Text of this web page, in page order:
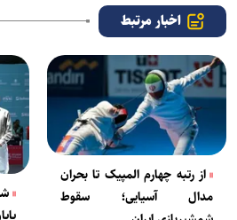
اخبار مرتبط
از رتبه چهارم المپیک تا بحران
مدال آسیایی؛ سقوط